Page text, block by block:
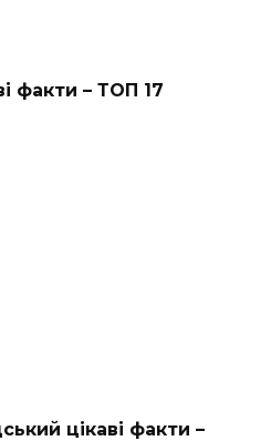
факти – ТОП 17
цікаві факти –